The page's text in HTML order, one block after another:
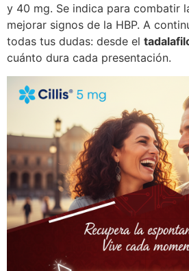
y 40 mg. Se indica para combatir
mejorar signos de la HBP. A
todas tus dudas: desde el
cuánto dura cada presentación.